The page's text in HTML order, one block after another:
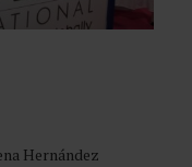
Hernández